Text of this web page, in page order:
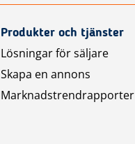
Produkter och tjänster
Lösningar för säljare
Skapa en annons
Marknadstrendrapporter